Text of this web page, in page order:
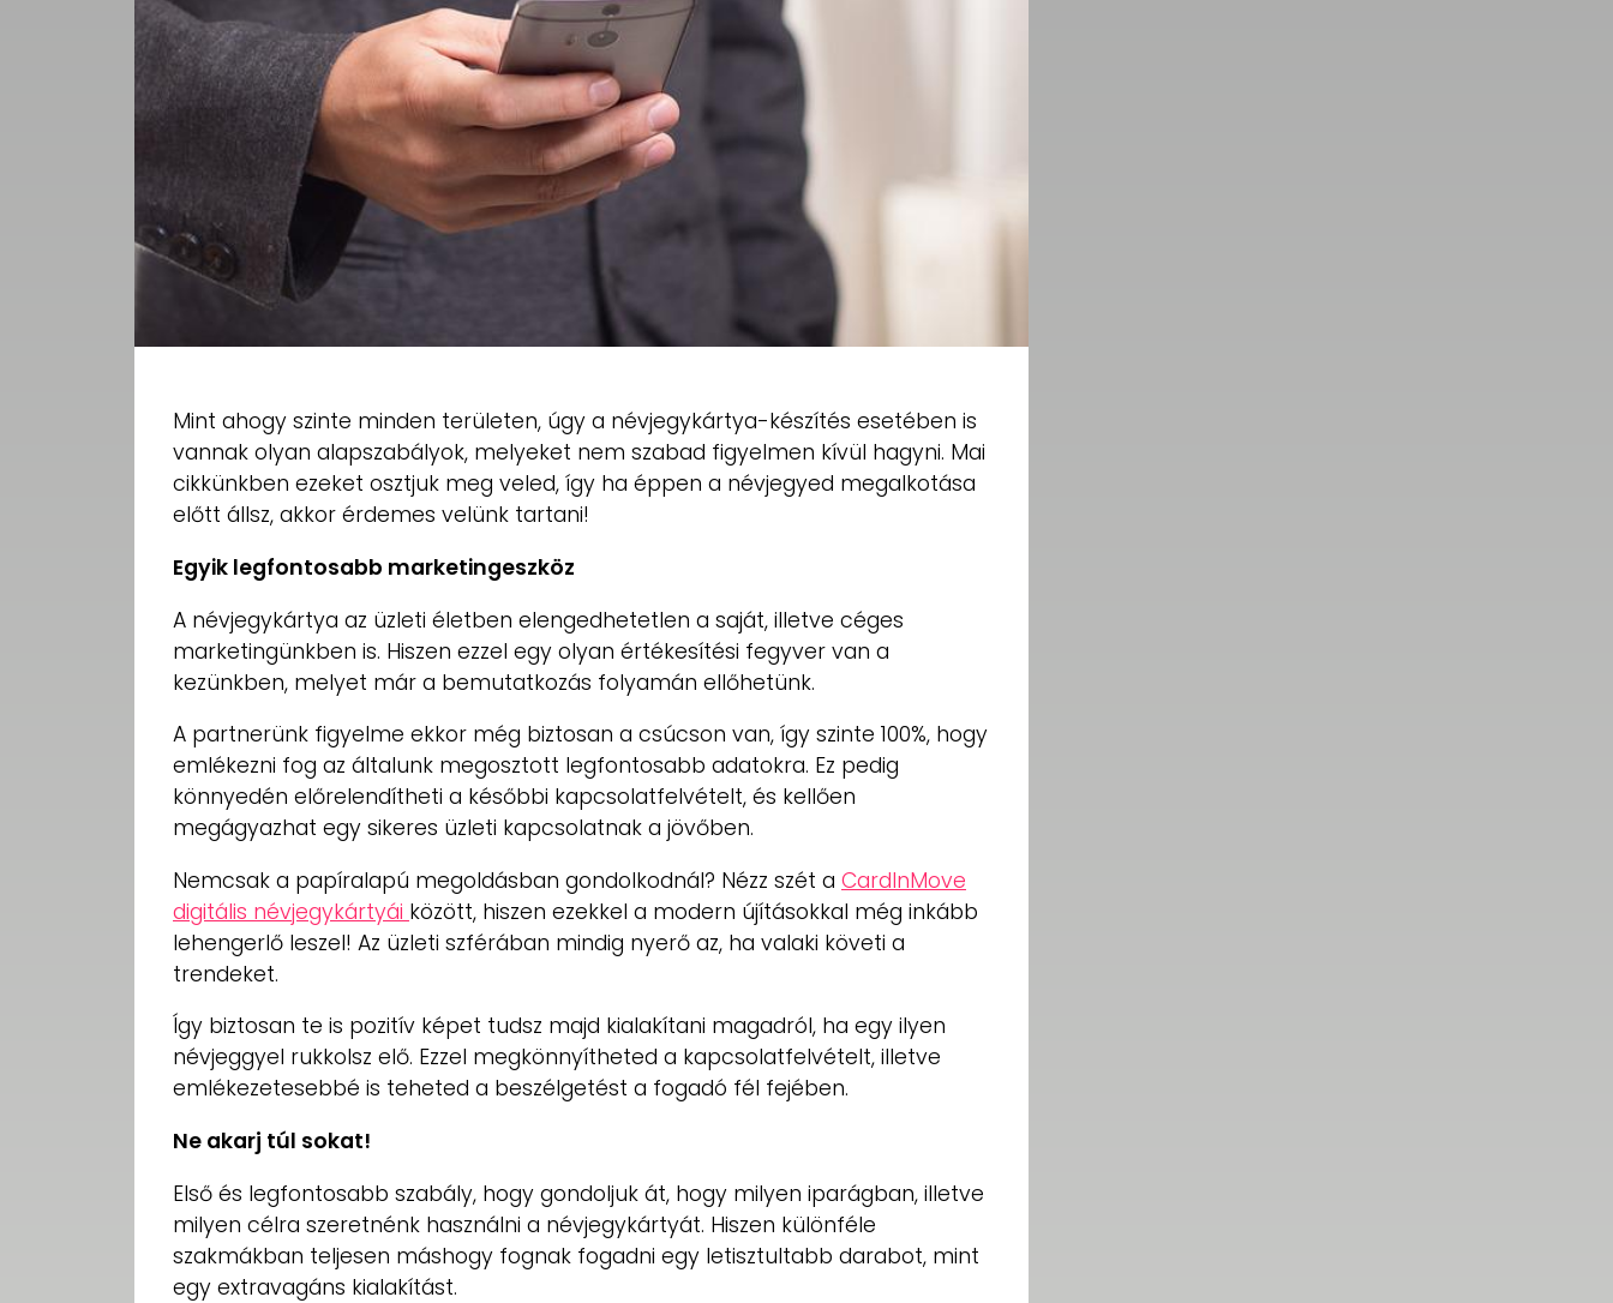
Mint ahogy szinte minden területen, úgy a névjegykártya-készítés esetében is
vannak olyan alapszabályok, melyeket nem szabad figyelmen kívül hagyni. Mai
cikkünkben ezeket osztjuk meg veled, így ha éppen a névjegyed megalkotása
előtt állsz, akkor érdemes velünk tartani!
Egyik legfontosabb marketingeszköz
A névjegykártya az üzleti életben elengedhetetlen a saját, illetve céges
marketingünkben is. Hiszen ezzel egy olyan értékesítési fegyver van a
kezünkben, melyet már a bemutatkozás folyamán ellőhetünk.
A partnerünk figyelme ekkor még biztosan a csúcson van, így szinte 100%, hogy
emlékezni fog az általunk megosztott legfontosabb adatokra. Ez pedig
könnyedén előrelendítheti a későbbi kapcsolatfelvételt, és kellően
megágyazhat egy sikeres üzleti kapcsolatnak a jövőben.
Nemcsak a papíralapú megoldásban gondolkodnál? Nézz szét a CardInMove
digitális névjegykártyái között, hiszen ezekkel a modern újításokkal még inkább
lehengerlő leszel! Az üzleti szférában mindig nyerő az, ha valaki követi a
trendeket.
Így biztosan te is pozitív képet tudsz majd kialakítani magadról, ha egy ilyen
névjeggyel rukkolsz elő. Ezzel megkönnyítheted a kapcsolatfelvételt, illetve
emlékezetesebbé is teheted a beszélgetést a fogadó fél fejében.
Ne akarj túl sokat!
Első és legfontosabb szabály, hogy gondoljuk át, hogy milyen iparágban, illetve
milyen célra szeretnénk használni a névjegykártyát. Hiszen különféle
szakmákban teljesen máshogy fognak fogadni egy letisztultabb darabot, mint
egy extravagáns kialakítást.